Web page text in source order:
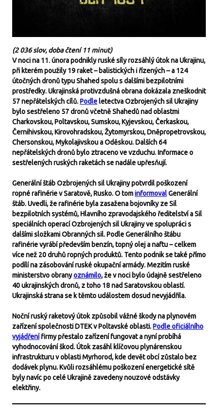
(2 036 slov, doba čtení 11 minut)
V noci na 11. února podnikly ruské síly rozsáhlý útok na Ukrajinu,
při kterém použily 19 raket – balistických i řízených – a 124
útočných dronů typu Shahed spolu s dalšími bezpilotními
prostředky. Ukrajinská protivzdušná obrana dokázala zneškodnit
57 nepřátelských cílů.Podleletectva Ozbrojených sil Ukrajiny
bylo sestřeleno 57 dronů včetně Shahedů nad oblastmi
Charkovskou, Poltavskou, Sumskou, Kyjevskou, Čerkaskou,
Černihivskou, Kirovohradskou, Žytomyrskou, Dněpropetrovskou,
Chersonskou, Mykolajivskou a Oděskou. Dalších 64
nepřátelských dronů bylo ztraceno ve vzduchu. Informace o
sestřelených ruských raketách se nadále upřesňují.
Generální štáb Ozbrojených sil Ukrajiny potvrdil poškození
ropné rafinérie v Saratově, Rusko. O tominformovalGenerální
štáb. Uvedli, že rafinérie byla zasažena bojovníky ze Sil
bezpilotních systémů, Hlavního zpravodajského ředitelství a Sil
speciálních operací Ozbrojených sil Ukrajiny ve spolupráci s
dalšími složkami Obranných sil. Podle Generálního štábu
rafinérie vyrábí především benzín, topný olej a naftu – celkem
více než 20 druhů ropných produktů. Tento podnik se také přímo
podílí na zásobování ruské okupační armády. Mezitím ruské
ministerstvo obranyoznámilo, že v noci bylo údajně sestřeleno
40 ukrajinských dronů, z toho 18 nad Saratovskou oblastí.
Ukrajinská strana se k těmto událostem dosud nevyjádřila.
Noční ruský raketový útok způsobil vážné škody na plynovém
zařízení společnosti DTEK v Poltavské oblasti.Podle oficiálního
vyjádřenífirmy přestalo zařízení fungovat a nyní probíhá
vyhodnocování škod. Útok zasáhl klíčovou plynárenskou
infrastrukturu v oblasti Myrhorod, kde devět obcí zůstalo bez
dodávek plynu. Kvůli rozsáhlému poškození energetické sítě
byly navíc po celé Ukrajině zavedeny nouzové odstávky
elektřiny.